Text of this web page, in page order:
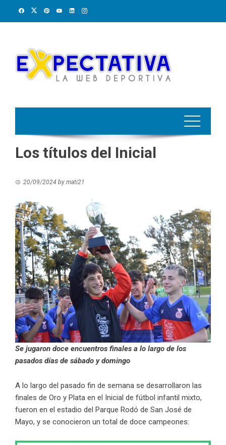
Los títulos del Inicial
20/09/2024 by mati21
Se jugaron doce encuentros finales a lo largo de los
pasados días de sábado y domingo
A lo largo del pasado fin de semana se desarrollaron las
finales de Oro y Plata en el Inicial de fútbol infantil mixto,
fueron en el estadio del Parque Rodó de San José de
Mayo, y se conocieron un total de doce campeones: